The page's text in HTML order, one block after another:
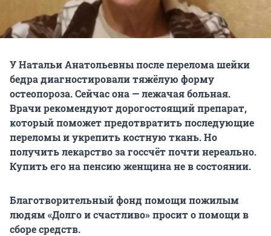
У Натальи Анатольевны после перелома шейки
бедра диагностировали тяжёлую форму
остеопороза. Сейчас она — лежачая больная.
Врачи рекомендуют дорогостоящий препарат,
который поможет предотвратить последующие
переломы и укрепить костную ткань. Но
получить лекарство за госсчёт почти нереально.
Купить его на пенсию женщина не в состоянии.
Благотворительный фонд помощи пожилым
людям «Долго и счастливо» просит о помощи в
сборе средств.